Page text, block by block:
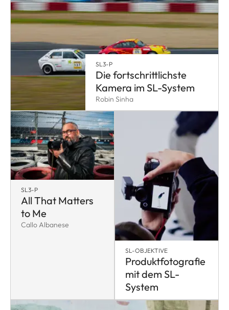
SL3-P
Die fortschrittlichste
Kamera im SL-System
Robin Sinha
SL3-P
All That Matters
to Me
Callo Albanese
SL-OBJEKTIVE
Produktfotografie
mit dem SL-
System